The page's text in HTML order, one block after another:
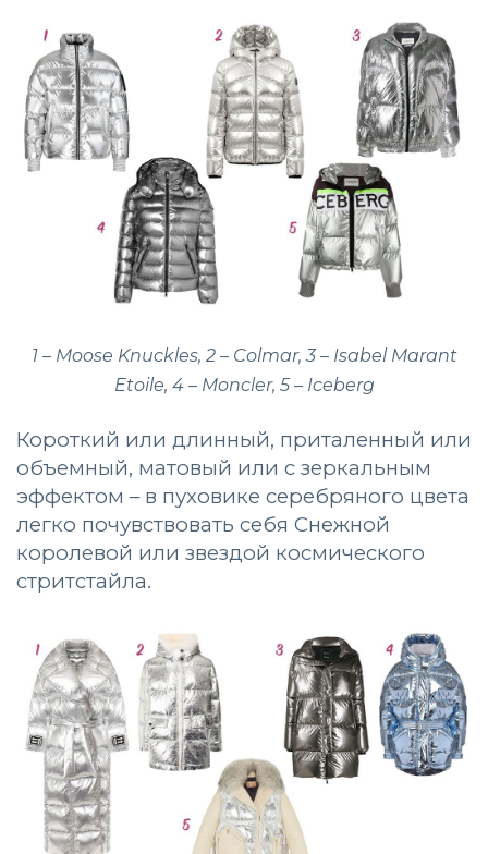
1 – Moose Knuckles, 2 – Colmar, 3 – Isabel Marant
Etoile, 4 – Moncler, 5 – Iceberg
Короткий или длинный, приталенный или
объемный, матовый или с зеркальным
эффектом – в пуховике серебряного цвета
легко почувствовать себя Снежной
королевой или звездой космического
стритстайла.